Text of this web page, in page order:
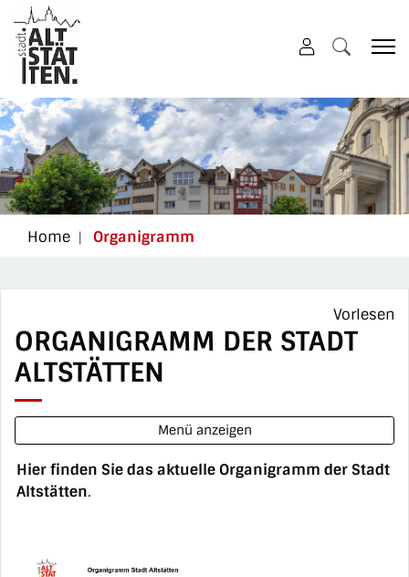
zur Startseite
Direkt zur Hauptnavigation
Direkt zum Inhalt
Direkt zur Suche
Direkt zum Stichwortverzeichnis
Altstätten
Home Organigramm
Vorlesen
ORGANIGRAMM DER STADT
ALTSTÄTTEN
Menü anzeigen
Hier finden Sie das aktuelle Organigramm der Stadt
Altstätten.